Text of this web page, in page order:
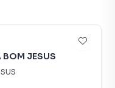
JESUS